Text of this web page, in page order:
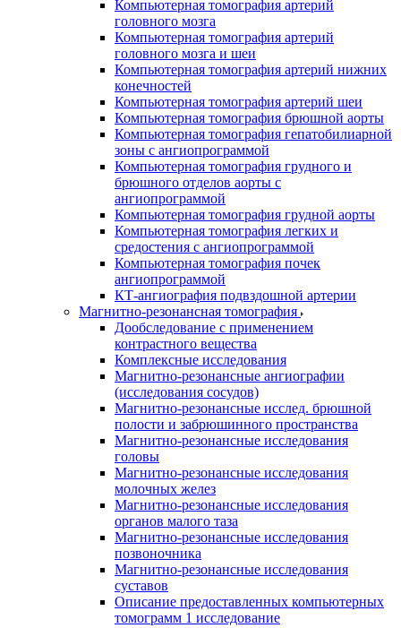
Компьютерная томография артерий
головного мозга
Компьютерная томография артерий
головного мозга и шеи
Компьютерная томография артерий нижних
конечностей
Компьютерная томография артерий шеи
Компьютерная томография брюшной аорты
Компьютерная томография гепатобилиарной
зоны с ангиопрограммой
Компьютерная томография грудного и
брюшного отделов аорты с
ангиопрограммой
Компьютерная томография грудной аорты
Компьютерная томография легких и
средостения с ангиопрограммой
Компьютерная томография почек
ангиопрограммой
КТ-ангиография подвздошной артерии
Магнитно-резонансная томография
Дообследование с применением
контрастного вещества
Комплексные исследования
Магнитно-резонансные ангиографии
(исследования сосудов)
Магнитно-резонансные исслед. брюшной
полости и забрюшинного пространства
Магнитно-резонансные исследования
головы
Магнитно-резонансные исследования
молочных желез
Магнитно-резонансные исследования
органов малого таза
Магнитно-резонансные исследования
позвоночника
Магнитно-резонансные исследования
суставов
Описание предоставленных компьютерных
томограмм 1 исследование